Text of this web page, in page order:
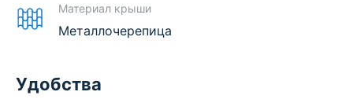
Материал крыши
Металлочерепица
Удобства